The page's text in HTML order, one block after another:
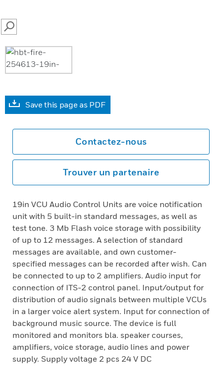
SEARCH
Save this page as PDF
Contactez-nous
Trouver un partenaire
19in VCU Audio Control Units are voice notification
unit with 5 built-in standard messages, as well as
test tone. 3 Mb Flash voice storage with possibility
of up to 12 messages. A selection of standard
messages are available, and own customer-
specified messages can be recorded after wish. Can
be connected to up to 2 amplifiers. Audio input for
connection of ITS-2 control panel. Input/output for
distribution of audio signals between multiple VCUs
in a larger voice alert system. Input for connection of
background music source. The device is full
monitored and monitors bla. speaker courses,
amplifiers, voice storage, audio lines and power
supply. Supply voltage 2 pcs 24 V DC